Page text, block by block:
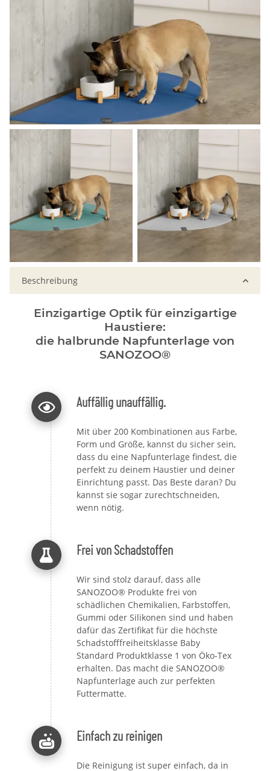
Beschreibung
Einzigartige Optik für einzigartige
Haustiere:
die halbrunde Napfunterlage von
SANOZOO®
Auffällig unauffällig.
Mit über 200 Kombinationen aus Farbe,
Form und Größe, kannst du sicher sein,
dass du eine Napfunterlage findest, die
perfekt zu deinem Haustier und deiner
Einrichtung passt. Das Beste daran? Du
kannst sie sogar zurechtschneiden,
wenn nötig.
Frei von Schadstoffen
Wir sind stolz darauf, dass alle
SANOZOO® Produkte frei von
schädlichen Chemikalien, Farbstoffen,
Gummi oder Silikonen sind und haben
dafür das Zertifikat für die höchste
Schadstofffreiheitsklasse Baby
Standard Produktklasse 1 von Öko-Tex
erhalten. Das macht die SANOZOO®
Napfunterlage auch zur perfekten
Futtermatte.
Einfach zu reinigen
Die Reinigung ist super einfach, da in